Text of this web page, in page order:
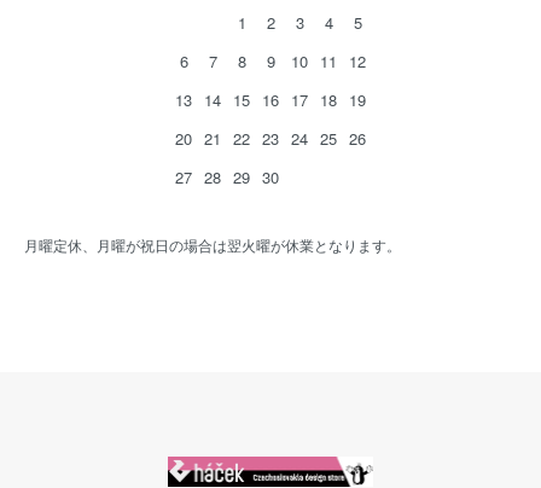
1
2 3 4
5
6
7 8 9 10 11
12
13 14 15 16 17 18 19
20 21 22 23 24 25 26
27 28 29 30
月曜定休、月曜が祝日の場合は翌火曜が休業となります。